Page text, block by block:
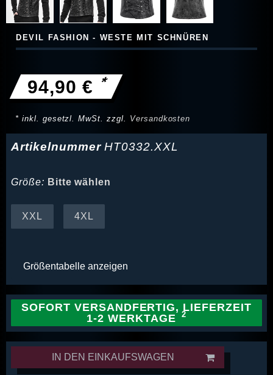
DEVIL FASHION - WESTE MIT SCHNÜREN
94,90 € *
* inkl. gesetzl. MwSt. zzgl. Versandkosten
ArtikelnummerHT0332.XXL
Größe: Bitte wählen
XXL 4XL
Größentabelle anzeigen
SOFORT VERSANDFERTIG, LIEFERZEIT
1-2 WERKTAGE
IN DEN EINKAUFSWAGEN